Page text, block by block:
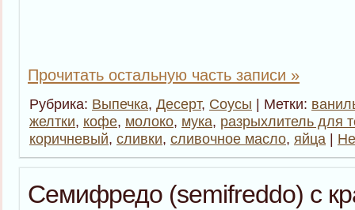
Прочитать остальную часть записи »
Рубрика: Выпечка, Десерт, Соусы | Метки:
желтки, кофе, молоко, мука, разрыхлитель для
коричневый, сливки, сливочное масло, яйца |
Семифредо (semifreddo) с